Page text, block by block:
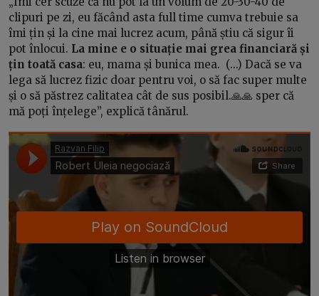
clipuri pe zi, eu făcând asta full time cumva trebuie sa
îmi țin și la cine mai lucrez acum, până știu că sigur îi
pot înlocui. La mine e o situație mai grea financiară și
țin toată casa: eu, mama și bunica mea. (...) Dacă se va
lega să lucrez fizic doar pentru voi, o să fac super multe
și o să păstrez calitatea cât de sus posibil.🙏🙏 sper că
mă poți înțelege”, explică tânărul.